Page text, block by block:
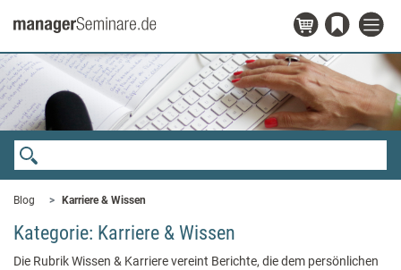
Blog Karriere & Wissen
Kategorie: Karriere & Wissen
Die Rubrik Wissen & Karriere vereint Berichte, die dem persönlichen